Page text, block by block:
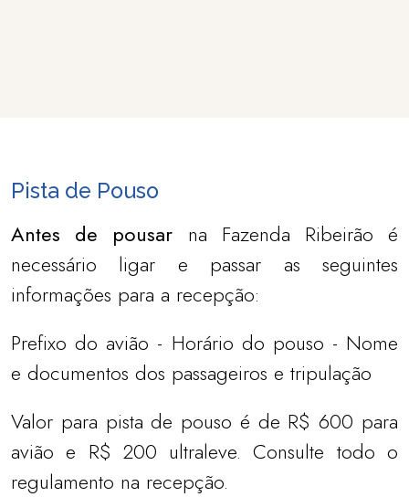
Pista de Pouso
Antes de pousar na Fazenda Ribeirão é
necessário ligar e passar as seguintes
informações para a recepção:
Prefixo do avião - Horário do pouso - Nome
e documentos dos passageiros e tripulação
Valor para pista de pouso é de R$ 600 para
avião e R$ 200 ultraleve. Consulte todo o
regulamento na recepção.